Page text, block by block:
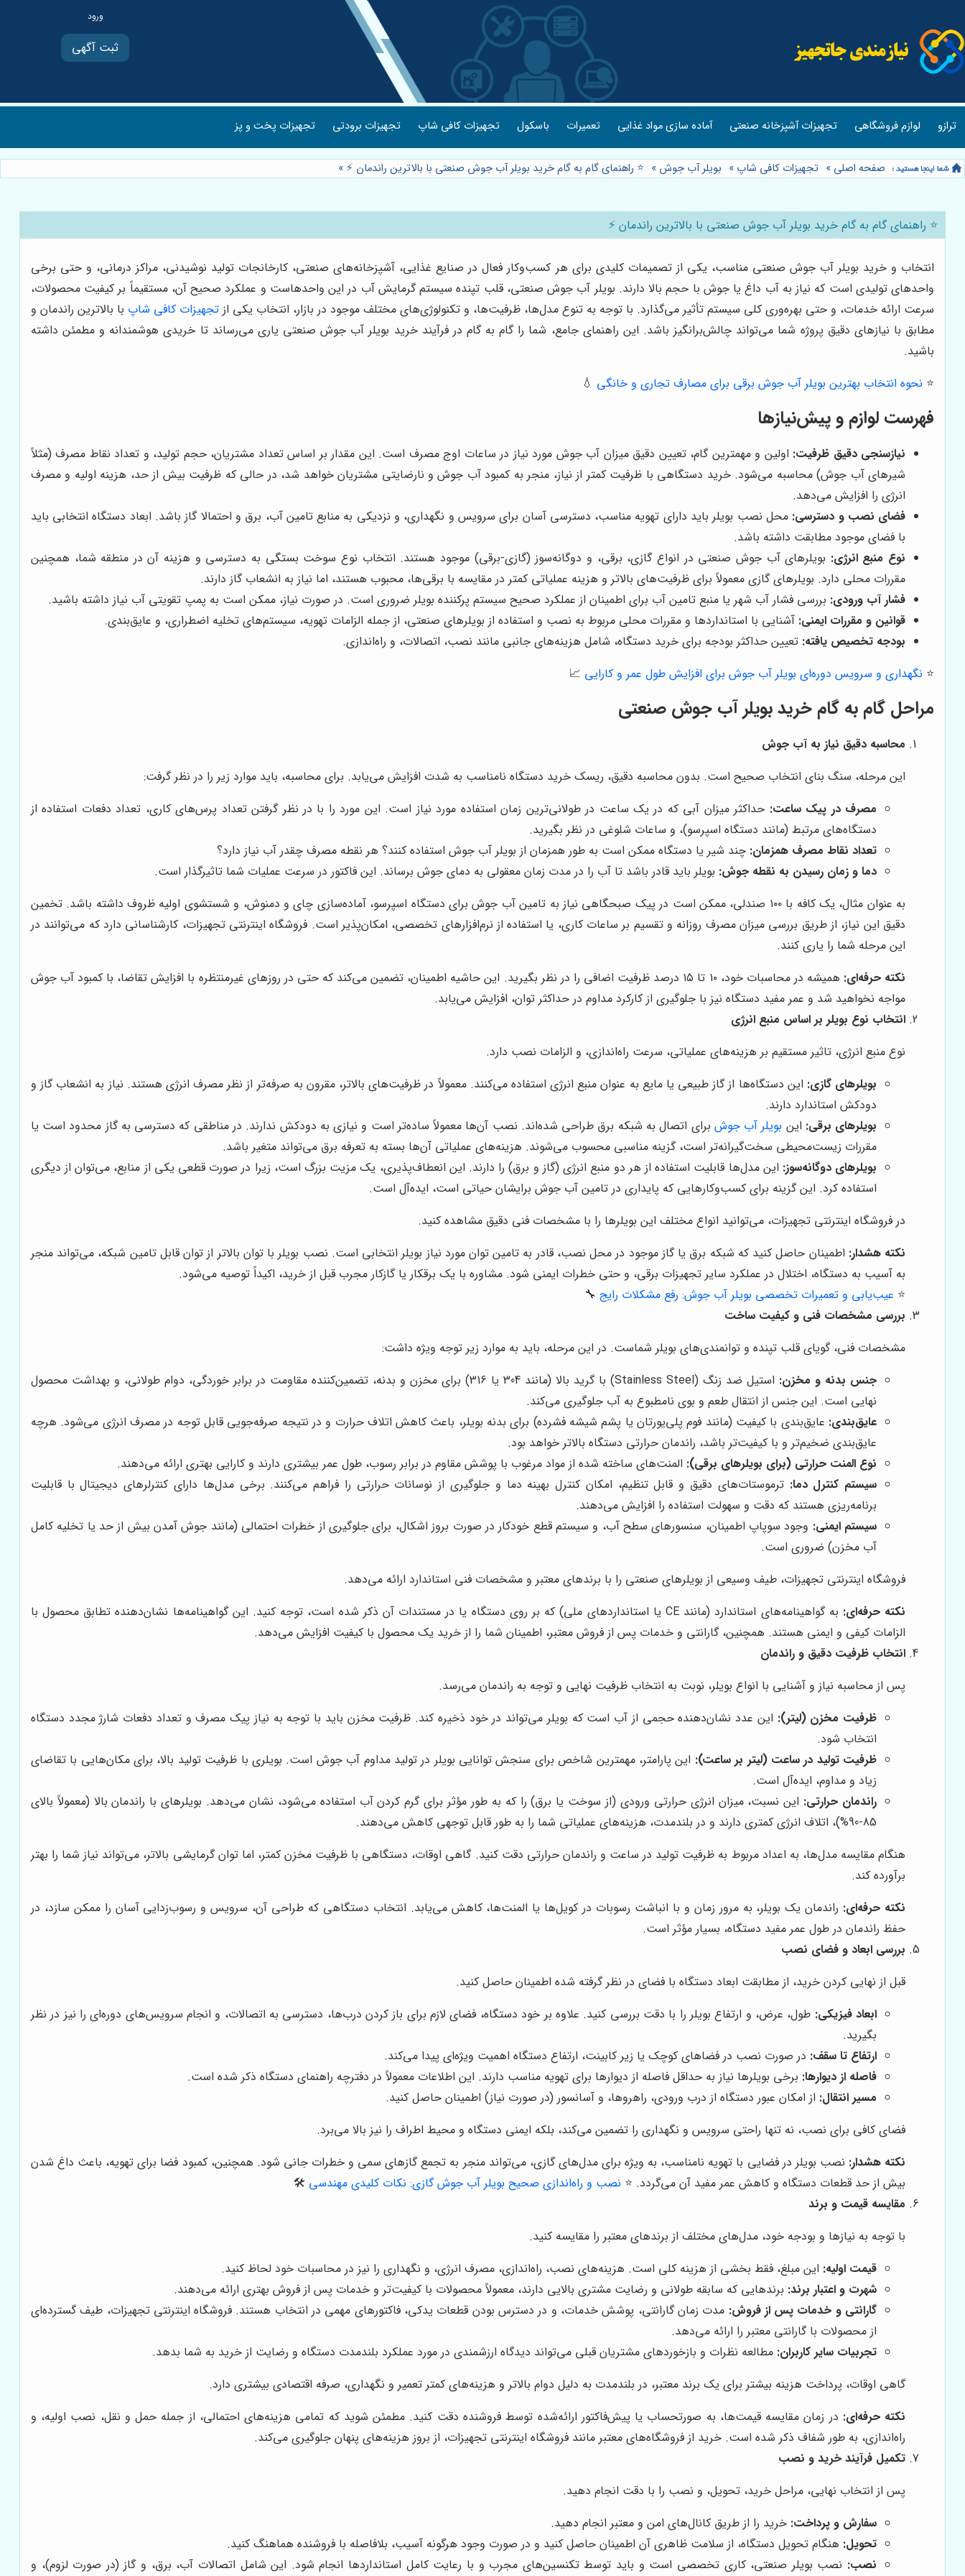
ثبت آگهی
ترازو لوازم فروشگاهی تجهیزات آشپزخانه صنعتی آماده سازی مواد غذایی تعمیرات باسکول تجهیزات کافی شاپ تجهیزات برودتی تجهیزات پخت و پز
صفحه اصلی » تجهیزات کافی شاپ » بویلر آب جوش » ⭐️ راهنمای گام به گام خرید بویلر آب جوش صنعتی با بالاترین راندمان ⚡️ »
⭐️ راهنمای گام به گام خرید بویلر آب جوش صنعتی با بالاترین راندمان ⚡️
انتخاب و خرید بویلر آب جوش صنعتی مناسب، یکی از تصمیمات کلیدی برای هر کسب‌وکار فعال در صنایع غذایی، آشپزخانه‌های صنعتی، کارخانجات تولید نوشیدنی، مراکز درمانی، و حتی برخی
واحدهای تولیدی است که نیاز به آب داغ یا جوش با حجم بالا دارند. بویلر آب جوش صنعتی، قلب تپنده سیستم گرمایش آب در این واحدهاست و عملکرد صحیح آن، مستقیماً بر کیفیت محصولات،
سرعت ارائه خدمات، و حتی بهره‌وری کلی سیستم تأثیر می‌گذارد. با توجه به تنوع مدل‌ها، ظرفیت‌ها، و تکنولوژی‌های مختلف موجود در بازار، انتخاب یکی ازتجهیزات کافی شاپ با بالاترین راندمان و
مطابق با نیازهای دقیق پروژه شما می‌تواند چالش‌برانگیز باشد. این راهنمای جامع، شما را گام به گام در فرآیند خرید بویلر آب جوش صنعتی یاری می‌رساند تا خریدی هوشمندانه و مطمئن داشته
باشید.
⭐️ نحوه انتخاب بهترین بویلر آب جوش برقی برای مصارف تجاری و خانگی 💧
فهرست لوازم و پیش‌نیازها
نیازسنجی دقیق ظرفیت: اولین و مهمترین گام، تعیین دقیق میزان آب جوش مورد نیاز در ساعات اوج مصرف است. این مقدار بر اساس تعداد مشتریان، حجم تولید، و تعداد نقاط مصرف (مثلاً
شیرهای آب جوش) محاسبه می‌شود. خرید دستگاهی با ظرفیت کمتر از نیاز، منجر به کمبود آب جوش و نارضایتی مشتریان خواهد شد، در حالی که ظرفیت بیش از حد، هزینه اولیه و مصرف
انرژی را افزایش می‌دهد.
فضای نصب و دسترسی: محل نصب بویلر باید دارای تهویه مناسب، دسترسی آسان برای سرویس و نگهداری، و نزدیکی به منابع تامین آب، برق و احتمالا گاز باشد. ابعاد دستگاه انتخابی باید
با فضای موجود مطابقت داشته باشد.
نوع منبع انرژی: بویلرهای آب جوش صنعتی در انواع گازی، برقی، و دوگانه‌سوز (گازی-برقی) موجود هستند. انتخاب نوع سوخت بستگی به دسترسی و هزینه آن در منطقه شما، همچنین
مقررات محلی دارد. بویلرهای گازی معمولاً برای ظرفیت‌های بالاتر و هزینه عملیاتی کمتر در مقایسه با برقی‌ها، محبوب هستند، اما نیاز به انشعاب گاز دارند.
فشار آب ورودی: بررسی فشار آب شهر یا منبع تامین آب برای اطمینان از عملکرد صحیح سیستم پرکننده بویلر ضروری است. در صورت نیاز، ممکن است به پمپ تقویتی آب نیاز داشته باشید.
قوانین و مقررات ایمنی: آشنایی با استانداردها و مقررات محلی مربوط به نصب و استفاده از بویلرهای صنعتی، از جمله الزامات تهویه، سیستم‌های تخلیه اضطراری، و عایق‌بندی.
بودجه تخصیص یافته: تعیین حداکثر بودجه برای خرید دستگاه، شامل هزینه‌های جانبی مانند نصب، اتصالات، و راه‌اندازی.
⭐️ نگهداری و سرویس دوره‌ای بویلر آب جوش برای افزایش طول عمر و کارایی 📈
مراحل گام به گام خرید بویلر آب جوش صنعتی
محاسبه دقیق نیاز به آب جوش
این مرحله، سنگ بنای انتخاب صحیح است. بدون محاسبه دقیق، ریسک خرید دستگاه نامناسب به شدت افزایش می‌یابد. برای محاسبه، باید موارد زیر را در نظر گرفت:
مصرف در پیک ساعت: حداکثر میزان آبی که در یک ساعت در طولانی‌ترین زمان استفاده مورد نیاز است. این مورد را با در نظر گرفتن تعداد پرس‌های کاری، تعداد دفعات استفاده از
دستگاه‌های مرتبط (مانند دستگاه اسپرسو)، و ساعات شلوغی در نظر بگیرید.
تعداد نقاط مصرف همزمان: چند شیر یا دستگاه ممکن است به طور همزمان از بویلر آب جوش استفاده کنند؟ هر نقطه مصرف چقدر آب نیاز دارد؟
دما و زمان رسیدن به نقطه جوش: بویلر باید قادر باشد تا آب را در مدت زمان معقولی به دمای جوش برساند. این فاکتور در سرعت عملیات شما تاثیرگذار است.
به عنوان مثال، یک کافه با ۱۰۰ صندلی، ممکن است در پیک صبحگاهی نیاز به تامین آب جوش برای دستگاه اسپرسو، آماده‌سازی چای و دمنوش، و شستشوی اولیه ظروف داشته باشد. تخمین
دقیق این نیاز، از طریق بررسی میزان مصرف روزانه و تقسیم بر ساعات کاری، یا استفاده از نرم‌افزارهای تخصصی، امکان‌پذیر است. فروشگاه اینترنتی تجهیزات، کارشناسانی دارد که می‌توانند در
این مرحله شما را یاری کنند.
نکته حرفه‌ای:
همیشه در محاسبات خود، ۱۰ تا ۱۵ درصد ظرفیت اضافی را در نظر بگیرید. این حاشیه اطمینان، تضمین می‌کند که حتی در روزهای غیرمنتظره با افزایش تقاضا، با کمبود آب جوش
مواجه نخواهید شد و عمر مفید دستگاه نیز با جلوگیری از کارکرد مداوم در حداکثر توان، افزایش می‌یابد.
انتخاب نوع بویلر بر اساس منبع انرژی
نوع منبع انرژی، تاثیر مستقیم بر هزینه‌های عملیاتی، سرعت راه‌اندازی، و الزامات نصب دارد.
بویلرهای گازی: این دستگاه‌ها از گاز طبیعی یا مایع به عنوان منبع انرژی استفاده می‌کنند. معمولاً در ظرفیت‌های بالاتر، مقرون به صرفه‌تر از نظر مصرف انرژی هستند. نیاز به انشعاب گاز و
دودکش استاندارد دارند.
بویلرهای برقی: این بویلر آب جوش برای اتصال به شبکه برق طراحی شده‌اند. نصب آن‌ها معمولاً ساده‌تر است و نیازی به دودکش ندارند. در مناطقی که دسترسی به گاز محدود است یا
مقررات زیست‌محیطی سخت‌گیرانه‌تر است، گزینه مناسبی محسوب می‌شوند. هزینه‌های عملیاتی آن‌ها بسته به تعرفه برق می‌تواند متغیر باشد.
بویلرهای دوگانه‌سوز: این مدل‌ها قابلیت استفاده از هر دو منبع انرژی (گاز و برق) را دارند. این انعطاف‌پذیری، یک مزیت بزرگ است، زیرا در صورت قطعی یکی از منابع، می‌توان از دیگری
استفاده کرد. این گزینه برای کسب‌وکارهایی که پایداری در تامین آب جوش برایشان حیاتی است، ایده‌آل است.
در فروشگاه اینترنتی تجهیزات، می‌توانید انواع مختلف این بویلرها را با مشخصات فنی دقیق مشاهده کنید.
نکته هشدار: اطمینان حاصل کنید که شبکه برق یا گاز موجود در محل نصب، قادر به تامین توان مورد نیاز بویلر انتخابی است. نصب بویلر با توان بالاتر از توان قابل تامین شبکه، می‌تواند منجر
به آسیب به دستگاه، اختلال در عملکرد سایر تجهیزات برقی، و حتی خطرات ایمنی شود. مشاوره با یک برقکار یا گازکار مجرب قبل از خرید، اکیداً توصیه می‌شود.
⭐️ عیب‌یابی و تعمیرات تخصصی بویلر آب جوش: رفع مشکلات رایج🔧
بررسی مشخصات فنی و کیفیت ساخت
مشخصات فنی، گویای قلب تپنده و توانمندی‌های بویلر شماست. در این مرحله، باید به موارد زیر توجه ویژه داشت:
جنس بدنه و مخزن:
استیل ضد زنگ (Stainless Steel) با گرید بالا (مانند 304 یا 316) برای مخزن و بدنه، تضمین‌کننده مقاومت در برابر خوردگی، دوام طولانی، و بهداشت محصول
نهایی است. این جنس از انتقال طعم و بوی نامطبوع به آب جلوگیری می‌کند.
عایق‌بندی: عایق‌بندی با کیفیت (مانند فوم پلی‌یورتان یا پشم شیشه فشرده) برای بدنه بویلر، باعث کاهش اتلاف حرارت و در نتیجه صرفه‌جویی قابل توجه در مصرف انرژی می‌شود. هرچه
عایق‌بندی ضخیم‌تر و با کیفیت‌تر باشد، راندمان حرارتی دستگاه بالاتر خواهد بود.
نوع المنت حرارتی (برای بویلرهای برقی): المنت‌های ساخته شده از مواد مرغوب با پوشش مقاوم در برابر رسوب، طول عمر بیشتری دارند و کارایی بهتری ارائه می‌دهند.
سیستم کنترل دما: ترموستات‌های دقیق و قابل تنظیم، امکان کنترل بهینه دما و جلوگیری از نوسانات حرارتی را فراهم می‌کنند. برخی مدل‌ها دارای کنترلرهای دیجیتال با قابلیت
برنامه‌ریزی هستند که دقت و سهولت استفاده را افزایش می‌دهند.
سیستم ایمنی: وجود سوپاپ اطمینان، سنسورهای سطح آب، و سیستم قطع خودکار در صورت بروز اشکال، برای جلوگیری از خطرات احتمالی (مانند جوش آمدن بیش از حد یا تخلیه کامل
آب مخزن) ضروری است.
فروشگاه اینترنتی تجهیزات، طیف وسیعی از بویلرهای صنعتی را با برندهای معتبر و مشخصات فنی استاندارد ارائه می‌دهد.
نکته حرفه‌ای:
به گواهینامه‌های استاندارد (مانند CE یا استانداردهای ملی) که بر روی دستگاه یا در مستندات آن ذکر شده است، توجه کنید. این گواهینامه‌ها نشان‌دهنده تطابق محصول با
الزامات کیفی و ایمنی هستند. همچنین، گارانتی و خدمات پس از فروش معتبر، اطمینان شما را از خرید یک محصول با کیفیت افزایش می‌دهد.
انتخاب ظرفیت دقیق و راندمان
پس از محاسبه نیاز و آشنایی با انواع بویلر، نوبت به انتخاب ظرفیت نهایی و توجه به راندمان می‌رسد.
ظرفیت مخزن (لیتر): این عدد نشان‌دهنده حجمی از آب است که بویلر می‌تواند در خود ذخیره کند. ظرفیت مخزن باید با توجه به نیاز پیک مصرف و تعداد دفعات شارژ مجدد دستگاه
انتخاب شود.
ظرفیت تولید در ساعت (لیتر بر ساعت): این پارامتر، مهمترین شاخص برای سنجش توانایی بویلر در تولید مداوم آب جوش است. بویلری با ظرفیت تولید بالا، برای مکان‌هایی با تقاضای
زیاد و مداوم، ایده‌آل است.
راندمان حرارتی: این نسبت، میزان انرژی حرارتی ورودی (از سوخت یا برق) را که به طور مؤثر برای گرم کردن آب استفاده می‌شود، نشان می‌دهد. بویلرهای با راندمان بالا (معمولاً بالای
85-90%)، اتلاف انرژی کمتری دارند و در بلندمدت، هزینه‌های عملیاتی شما را به طور قابل توجهی کاهش می‌دهند.
هنگام مقایسه مدل‌ها، به اعداد مربوط به ظرفیت تولید در ساعت و راندمان حرارتی دقت کنید. گاهی اوقات، دستگاهی با ظرفیت مخزن کمتر، اما توان گرمایشی بالاتر، می‌تواند نیاز شما را بهتر
برآورده کند.
نکته حرفه‌ای: راندمان یک بویلر، به مرور زمان و با انباشت رسوبات در کویل‌ها یا المنت‌ها، کاهش می‌یابد. انتخاب دستگاهی که طراحی آن، سرویس و رسوب‌زدایی آسان را ممکن سازد، در
حفظ راندمان در طول عمر مفید دستگاه، بسیار مؤثر است.
بررسی ابعاد و فضای نصب
قبل از نهایی کردن خرید، از مطابقت ابعاد دستگاه با فضای در نظر گرفته شده اطمینان حاصل کنید.
ابعاد فیزیکی: طول، عرض، و ارتفاع بویلر را با دقت بررسی کنید. علاوه بر خود دستگاه، فضای لازم برای باز کردن درب‌ها، دسترسی به اتصالات، و انجام سرویس‌های دوره‌ای را نیز در نظر
بگیرید.
ارتفاع تا سقف: در صورت نصب در فضاهای کوچک یا زیر کابینت، ارتفاع دستگاه اهمیت ویژه‌ای پیدا می‌کند.
فاصله از دیوارها: برخی بویلرها نیاز به حداقل فاصله از دیوارها برای تهویه مناسب دارند. این اطلاعات معمولاً در دفترچه راهنمای دستگاه ذکر شده است.
مسیر انتقال: از امکان عبور دستگاه از درب ورودی، راهروها، و آسانسور (در صورت نیاز) اطمینان حاصل کنید.
فضای کافی برای نصب، نه تنها راحتی سرویس و نگهداری را تضمین می‌کند، بلکه ایمنی دستگاه و محیط اطراف را نیز بالا می‌برد.
نکته هشدار: نصب بویلر در فضایی با تهویه نامناسب، به ویژه برای مدل‌های گازی، می‌تواند منجر به تجمع گازهای سمی و خطرات جانی شود. همچنین، کمبود فضا برای تهویه، باعث داغ شدن
بیش از حد قطعات دستگاه و کاهش عمر مفید آن می‌گردد. ⭐️ نصب و راه‌اندازی صحیح بویلر آب جوش گازی: نکات کلیدی مهندسی 🛠️
مقایسه قیمت و برند
با توجه به نیازها و بودجه خود، مدل‌های مختلف از برندهای معتبر را مقایسه کنید.
قیمت اولیه: این مبلغ، فقط بخشی از هزینه کلی است. هزینه‌های نصب، راه‌اندازی، مصرف انرژی، و نگهداری را نیز در محاسبات خود لحاظ کنید.
شهرت و اعتبار برند: برندهایی که سابقه طولانی و رضایت مشتری بالایی دارند، معمولاً محصولات با کیفیت‌تر و خدمات پس از فروش بهتری ارائه می‌دهند.
گارانتی و خدمات پس از فروش: مدت زمان گارانتی، پوشش خدمات، و در دسترس بودن قطعات یدکی، فاکتورهای مهمی در انتخاب هستند. فروشگاه اینترنتی تجهیزات، طیف گسترده‌ای
از محصولات با گارانتی معتبر را ارائه می‌دهد.
تجربیات سایر کاربران: مطالعه نظرات و بازخوردهای مشتریان قبلی می‌تواند دیدگاه ارزشمندی در مورد عملکرد بلندمدت دستگاه و رضایت از خرید به شما بدهد.
گاهی اوقات، پرداخت هزینه بیشتر برای یک برند معتبر، در بلندمدت به دلیل دوام بالاتر و هزینه‌های کمتر تعمیر و نگهداری، صرفه اقتصادی بیشتری دارد.
نکته حرفه‌ای: در زمان مقایسه قیمت‌ها، به صورتحساب یا پیش‌فاکتور ارائه‌شده توسط فروشنده دقت کنید. مطمئن شوید که تمامی هزینه‌های احتمالی، از جمله حمل و نقل، نصب اولیه، و
راه‌اندازی، به طور شفاف ذکر شده است. خرید از فروشگاه‌های معتبر مانند فروشگاه اینترنتی تجهیزات، از بروز هزینه‌های پنهان جلوگیری می‌کند.
تکمیل فرآیند خرید و نصب
پس از انتخاب نهایی، مراحل خرید، تحویل، و نصب را با دقت انجام دهید.
سفارش و پرداخت: خرید را از طریق کانال‌های امن و معتبر انجام دهید.
تحویل: هنگام تحویل دستگاه، از سلامت ظاهری آن اطمینان حاصل کنید و در صورت وجود هرگونه آسیب، بلافاصله با فروشنده هماهنگ کنید.
نصب: نصب بویلر صنعتی، کاری تخصصی است و باید توسط تکنسین‌های مجرب و با رعایت کامل استانداردها انجام شود. این شامل اتصالات آب، برق، و گاز (در صورت لزوم)، و